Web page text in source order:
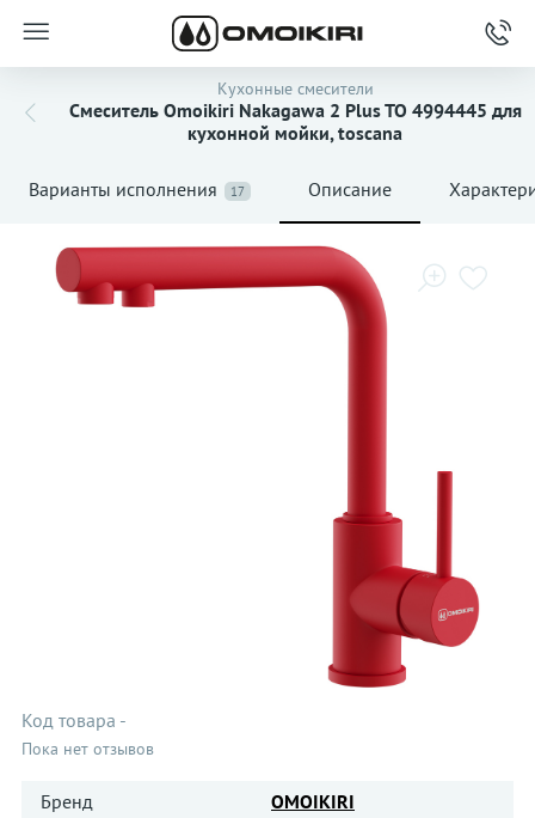
Кухонные смесители
Смеситель Omoikiri Nakagawa 2 Plus TO 4994445 для
кухонной мойки, toscana
Варианты исполнения 17 Описание
Код товара -
Пока нет отзывов
Бренд
OMOIKIRI